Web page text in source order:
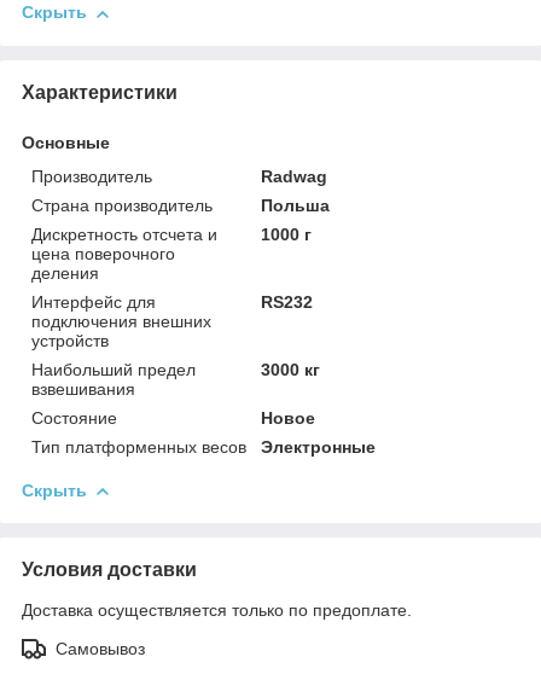
Скрыть
Характеристики
Основные
Производитель
Radwag
Страна производитель
Польша
Дискретность отсчета и
цена поверочного
деления
1000 г
Интерфейс для
подключения внешних
устройств
RS232
Наибольший предел
взвешивания
3000 кг
Состояние
Новое
Тип платформенных весов
Электронные
Скрыть
Условия доставки
Доставка осуществляется только по предоплате.
Самовывоз